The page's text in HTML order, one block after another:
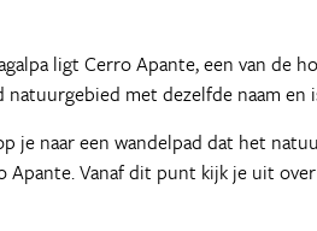
ligt Cerro Apante, een van de
met dezelfde naam en
je naar een wandelpad dat het
Vanaf dit punt kijk je uit